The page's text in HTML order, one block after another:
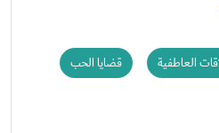
العاطفية قضايا الحب